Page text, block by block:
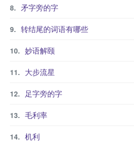
矛字旁的字
转结尾的词语有哪些
妙语解颐
大步流星
足字旁的字
毛利率
机利